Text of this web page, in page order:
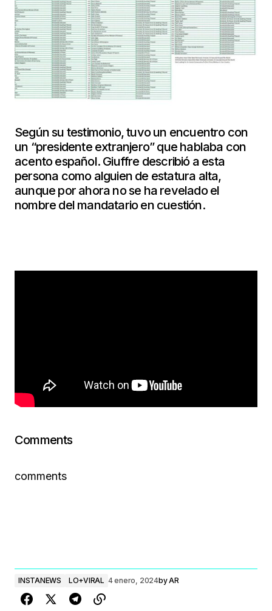
Según su testimonio, tuvo un encuentro con
un “presidente extranjero” que hablaba con
acento español. Giuffre describió a esta
persona como alguien de estatura alta,
aunque por ahora no se ha revelado el
nombre del mandatario en cuestión.
Comments
comments
INSTANEWS LO+VIRAL 4 enero, 2024byAR